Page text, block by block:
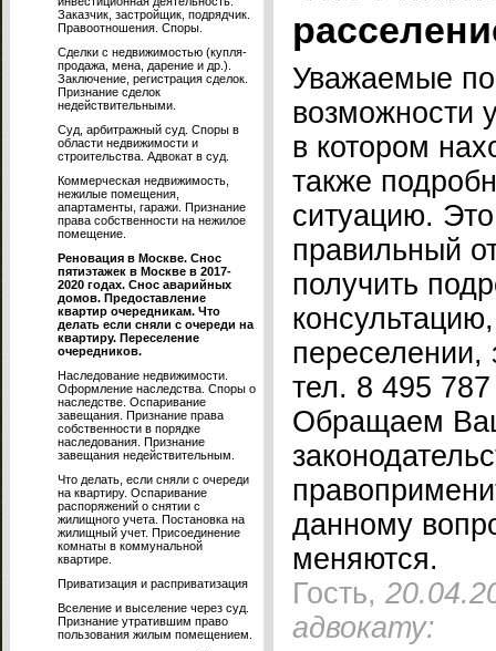
Заказчик, застройщик, подрядчик.
Правоотношения. Споры.
Сделки с недвижимостью (купля-
продажа, мена, дарение и др.).
Заключение, регистрация сделок.
Признание сделок
недействительными.
Суд, арбитражный суд. Споры в
области недвижимости и
строительства. Адвокат в суд.
Коммерческая недвижимость,
нежилые помещения,
апартаменты, гаражи. Признание
права собственности на нежилое
помещение.
Реновация в Москве. Снос
пятиэтажек в Москве в 2017-
2020 годах. Снос аварийных
домов. Предоставление
квартир очередникам. Что
делать если сняли с очереди на
квартиру. Переселение
очередников.
Наследование недвижимости.
Оформление наследства. Споры о
наследстве. Оспаривание
завещания. Признание права
собственности в порядке
наследования. Признание
завещания недействительным.
Что делать, если сняли с очереди
на квартиру. Оспаривание
распоряжений о снятии с
жилищного учета. Постановка на
жилищный учет. Присоединение
комнаты в коммунальной
квартире.
Приватизация и расприватизация
Вселение и выселение через суд.
Признание утратившим право
пользования жилым помещением.
Уважаемые
возможности
в котором
также
ситуацию.
правильный
получить
переселении,
тел. 8 495
Обращаем
данному
меняются.
Гость,
адвокату: